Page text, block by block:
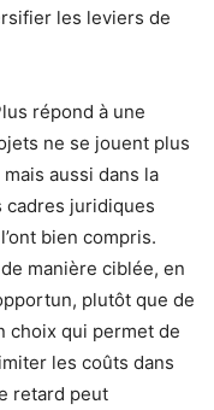
les leviers de
répond à une
ne se jouent plus
aussi dans la
cadres juridiques
bien compris.
manière ciblée, en
plutôt que de
choix qui permet de
les coûts dans
retard peut